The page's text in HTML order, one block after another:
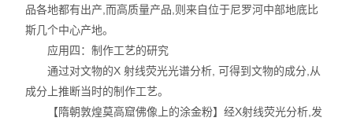
品各地都有出产,而高质量产品,则来自位于尼罗河中部地底比
斯几个中心产地。
应用四：制作工艺的研究
通过对文物的X 射线荧光光谱分析, 可得到文物的成分,从
成分上推断当时的制作工艺。
【隋朝敦煌莫高窟佛像上的涂金粉】经X射线荧光分析,发